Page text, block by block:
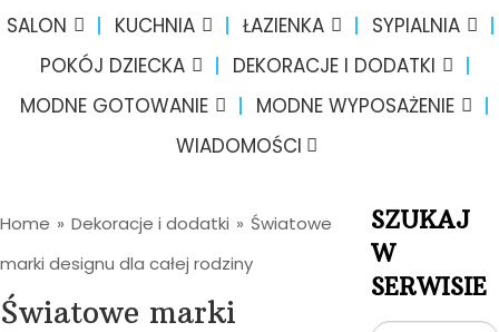
SALON
KUCHNIA ŁAZIENKA
SYPIALNIA
POKÓJ DZIECKA
DEKORACJE I DODATKI
MODNE GOTOWANIE
MODNE WYPOSAŻENIE
WIADOMOŚCI
Home » Dekoracje i dodatki » Światowe
marki designu dla całej rodziny
Światowe marki
SZUKAJ
W
SERWISIE